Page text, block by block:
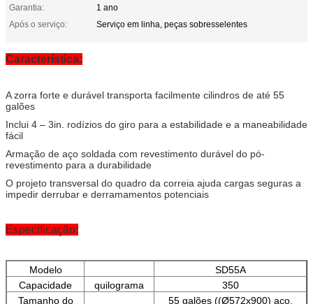
Garantia:
1 ano
Após o serviço:
Serviço em linha, peças sobresselentes
Característica:
A zorra forte e durável transporta facilmente cilindros de até 55
galões
Inclui 4 – 3in. rodízios do giro para a estabilidade e a maneabilidade
fácil
Armação de aço soldada com revestimento durável do pó-
revestimento para a durabilidade
O projeto transversal do quadro da correia ajuda cargas seguras a
impedir derrubar e derramamentos potenciais
Especificação:
Modelo
SD55A
Capacidade
quilograma
350
Tamanho do
55 galões ((Ø572x900) aço,